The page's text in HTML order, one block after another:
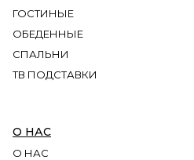
ГОСТИНЫЕ
ОБЕДЕННЫЕ
СПАЛЬНИ
ТВ ПОДСТАВКИ
О НАС
О НАС